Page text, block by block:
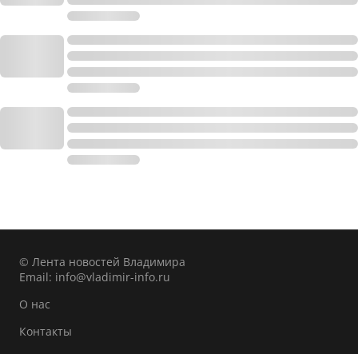
© Лента новостей Владимира
Email: info@vladimir-info.ru
О нас
Контакты